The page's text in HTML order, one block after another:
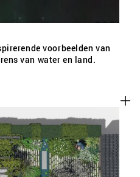
voorbeelden van
van water en land.